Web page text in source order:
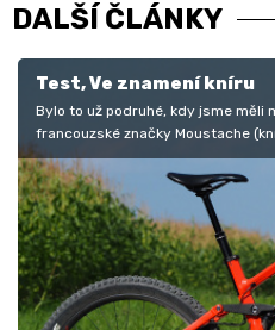
DALŠÍ ČLÁNKY
Test, Ve znamení kníru
Bylo to už podruhé, kdy jsme měli
francouzské značky Moustache
všichni…